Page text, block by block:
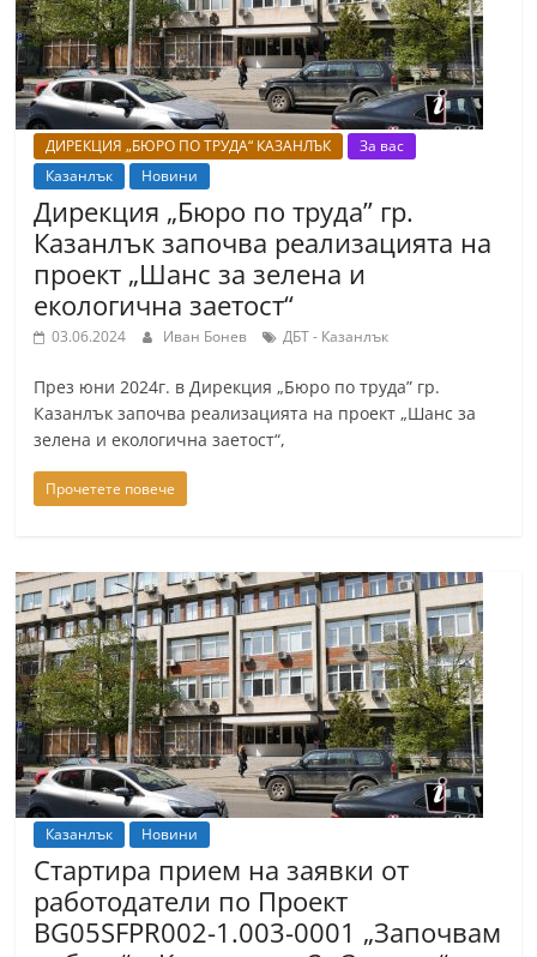
ДИРЕКЦИЯ „БЮРО ПО ТРУДА“ КАЗАНЛЪК
За вас
Казанлък
Новини
Дирекция „Бюро по труда” гр.
Казанлък започва реализацията на
проект „Шанс за зелена и
екологична заетост“
03.06.2024 Иван Бонев ДБТ - Казанлък
През юни 2024г. в Дирекция „Бюро по труда” гр.
Казанлък започва реализацията на проект „Шанс за
зелена и екологична заетост“,
Прочетете повече
Казанлък Новини
Стартира прием на заявки от
работодатели по Проект
BG05SFPR002-1.003-0001 „Започвам